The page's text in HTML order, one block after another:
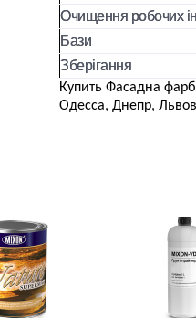
Очищення робочих
Бази
Зберігання
Купить Фасадна
Одесса, Днепр,